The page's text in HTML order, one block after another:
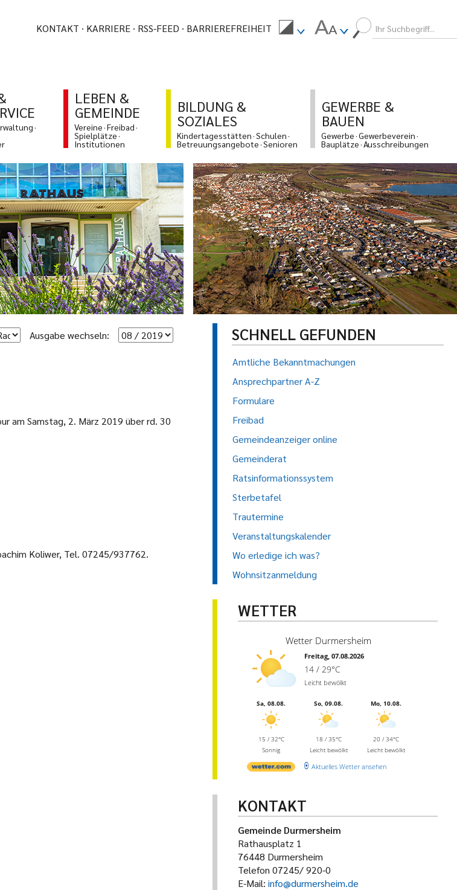
KONTAKT KARRIERE RSS-FEED BARRIEREFREIHEIT
LEBEN &
GEMEINDE
Vereine Freibad
Spielplätze
Institutionen
BILDUNG &
SOZIALES
Kindertagesstätten Schulen
Betreuungsangebote Senioren
GEWERBE &
BAUEN
Gewerbe Gewerbeverein
Bauplätze Ausschreibungen
Ausgabe wechseln:
am Samstag, 2. März 2019 über rd. 30
Koliwer, Tel. 07245/937762.
SCHNELL GEFUNDEN
Amtliche Bekanntmachungen
Ansprechpartner A-Z
Formulare
Freibad
Gemeindeanzeiger online
Gemeinderat
Ratsinformationssystem
Sterbetafel
Trautermine
Veranstaltungskalender
Wo erledige ich was?
Wohnsitzanmeldung
WETTER
Wetter Durmersheim
Freitag, 07.08.2026
14 / 29°C
Leicht bewölkt
Sa, 08.08.
15 / 32°C
Sonnig
So, 09.08.
18 / 35°C
Leicht bewölkt
Mo, 10.08.
20 / 34°C
Leicht bewölkt
Aktuelles Wetter ansehen
KONTAKT
Gemeinde Durmersheim
Rathausplatz 1
76448 Durmersheim
Telefon 07245/ 920-0
E-Mail: info@durmersheim.de